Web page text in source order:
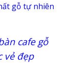
gỗ tự nhiên
cafe gỗ
vẻ đẹp